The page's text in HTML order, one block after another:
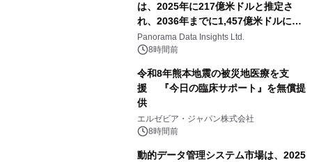
は、2025年に217億米ドルと推定さ
れ、2036年までに1,457億米ドルに達
すると予測されており、予測期間
（2026年～2036年）
Panorama Data Insights Ltd.
8時間前
令和8年熊本地震の被災地医療を支
援 『今日の臨床サポート』を無償提
供
エルゼビア・ジャパン株式会社
8時間前
動的データ管理システム市場は、2025